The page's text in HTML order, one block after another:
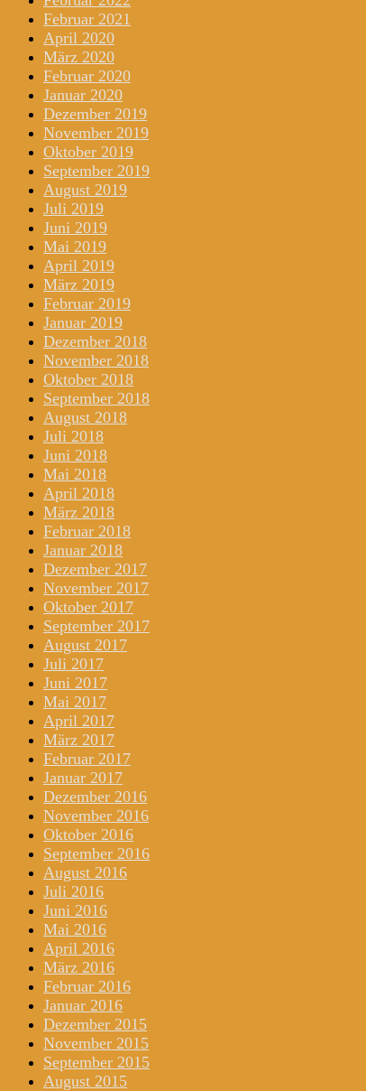
Februar 2021
April 2020
März 2020
Februar 2020
Januar 2020
Dezember 2019
November 2019
Oktober 2019
September 2019
August 2019
Juli 2019
Juni 2019
Mai 2019
April 2019
März 2019
Februar 2019
Januar 2019
Dezember 2018
November 2018
Oktober 2018
September 2018
August 2018
Juli 2018
Juni 2018
Mai 2018
April 2018
März 2018
Februar 2018
Januar 2018
Dezember 2017
November 2017
Oktober 2017
September 2017
August 2017
Juli 2017
Juni 2017
Mai 2017
April 2017
März 2017
Februar 2017
Januar 2017
Dezember 2016
November 2016
Oktober 2016
September 2016
August 2016
Juli 2016
Juni 2016
Mai 2016
April 2016
März 2016
Februar 2016
Januar 2016
Dezember 2015
November 2015
September 2015
August 2015